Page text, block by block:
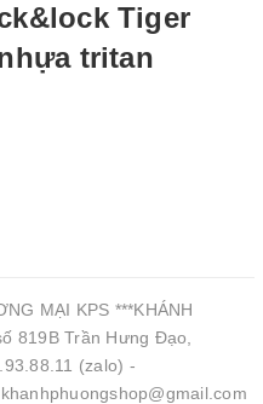
Tiger
tritan
MẠI KPS ***KHÁNH
819B Trần Hưng Đạo,
(zalo) -